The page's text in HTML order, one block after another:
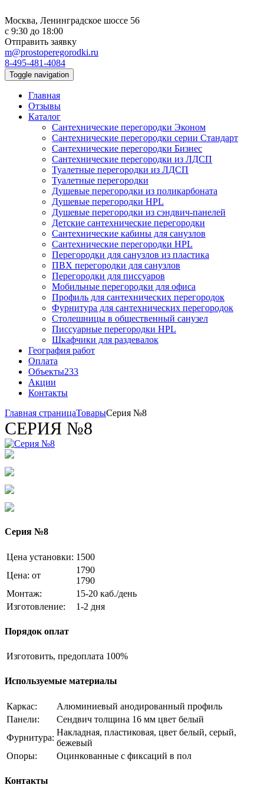
Москва, Ленинградское шоссе 56
с 9:30 до 18:00
Отправить заявку
m@prostoperegorodki.ru
8-495-481-4084
Toggle navigation
Главная
Отзывы
Каталог
Сантехнические перегородки Эконом
Сантехнические перегородки серии Стандарт
Сантехнические перегородки Бизнес
Сантехнические перегородки из ЛДСП
Туалетные перегородки из ЛДСП
Туалетные перегородки
Душевые перегородки из поликарбоната
Душевые перегородки HPL
Душевые перегородки из сэндвич-панелей
Детские сантехнические перегородки
Сантехнические кабины для санузлов
Сантехнические перегородки HPL
Перегородки для санузлов из пластика
ПВХ перегородки для санузлов
Перегородки для писсуаров
Мобильные перегородки для офиса
Профиль для сантехнических перегородок
Фурнитура для сантехнических перегородок
Столешницы в общественный санузел
Писсуарные перегородки HPL
Шкафчики для раздевалок
География работ
Оплата
Объекты233
Акции
Контакты
Главная страницаТоварыСерия №8
СЕРИЯ №8
Серия №8
Цена установки: 1500
Цена: от
1790
1790
Монтаж:
15-20 каб./день
Изготовление:
1-2 дня
Порядок оплат
Изготовить, предоплата 100%
Используемые материалы
Каркас:
Алюминиевый анодированный профиль
Панели:
Сендвич толщина 16 мм цвет белый
Фурнитура:
Накладная, пластиковая, цвет белый, серый,
бежевый
Опоры:
Оцинкованные с фиксаций в пол
Контакты